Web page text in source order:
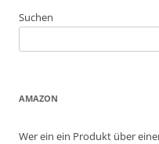
Suchen
AMAZON
Wer ein ein Produkt über